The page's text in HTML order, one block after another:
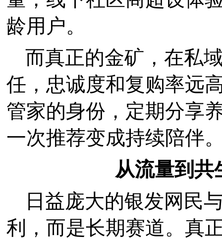
龄用户。
而真正的金矿，在私
任，忠诚度和复购率远
管家的身份，定期分享
一次推荐变成持续陪伴
从流量到共
日益庞大的银发网
利，而是长期赛道。真